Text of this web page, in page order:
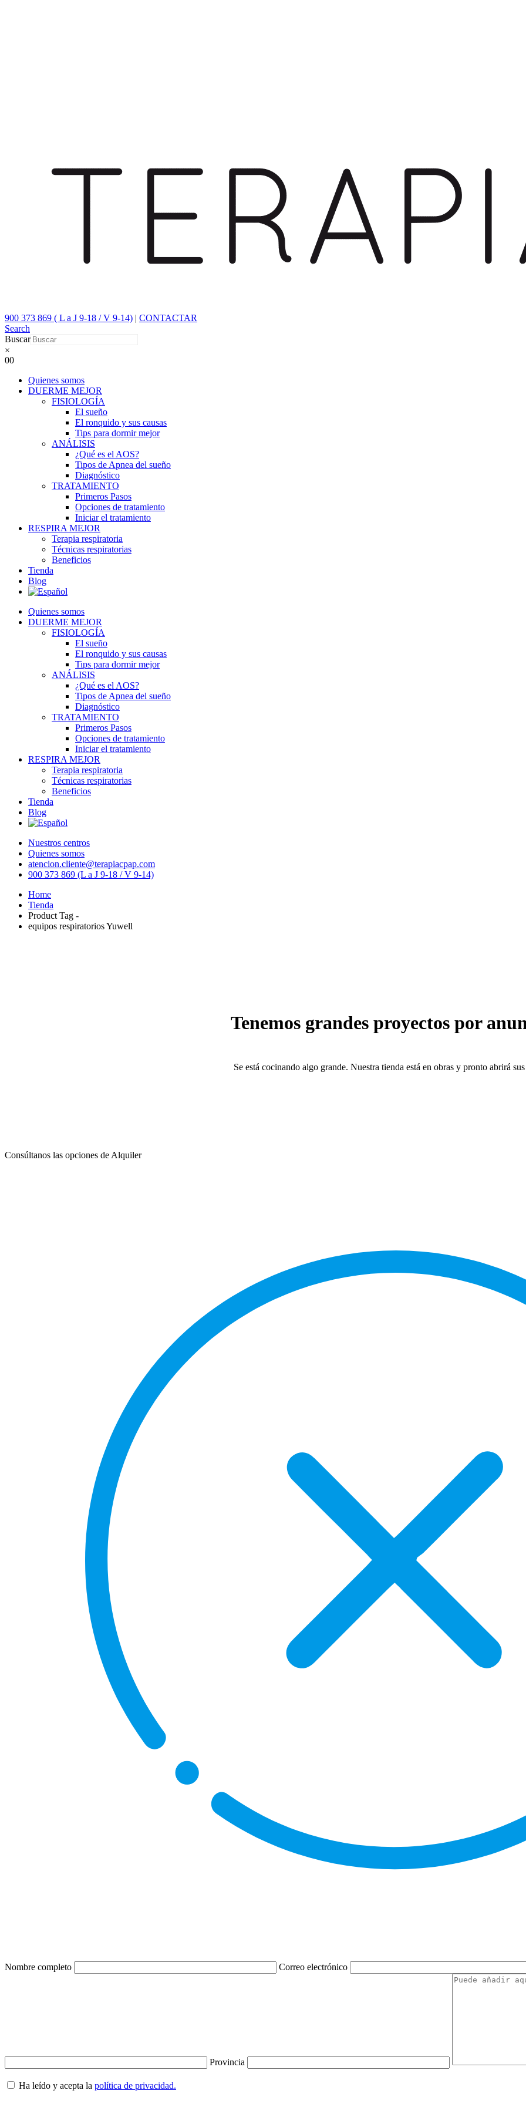
900 373 869 ( L a J 9-18 / V 9-14) | CONTACTAR
Search
Buscar
×
00
Quienes somos
DUERME MEJOR
FISIOLOGÍA
El sueño
El ronquido y sus causas
Tips para dormir mejor
ANÁLISIS
¿Qué es el AOS?
Tipos de Apnea del sueño
Diagnóstico
TRATAMIENTO
Primeros Pasos
Opciones de tratamiento
Iniciar el tratamiento
RESPIRA MEJOR
Terapia respiratoria
Técnicas respiratorias
Beneficios
Tienda
Blog
Quienes somos
DUERME MEJOR
FISIOLOGÍA
El sueño
El ronquido y sus causas
Tips para dormir mejor
ANÁLISIS
¿Qué es el AOS?
Tipos de Apnea del sueño
Diagnóstico
TRATAMIENTO
Primeros Pasos
Opciones de tratamiento
Iniciar el tratamiento
RESPIRA MEJOR
Terapia respiratoria
Técnicas respiratorias
Beneficios
Tienda
Blog
Nuestros centros
Quienes somos
atencion.cliente@terapiacpap.com
900 373 869 (L a J 9-18 / V 9-14)
Home
Tienda
Product Tag -
equipos respiratorios Yuwell
Tenemos grandes proyectos por
Se está cocinando algo grande. Nuestra tienda está en obras y pronto abrirá
Consúltanos las opciones de Alquiler
Nombre completo Correo electrónico
Provincia
Ha leído y acepta la política de privacidad.